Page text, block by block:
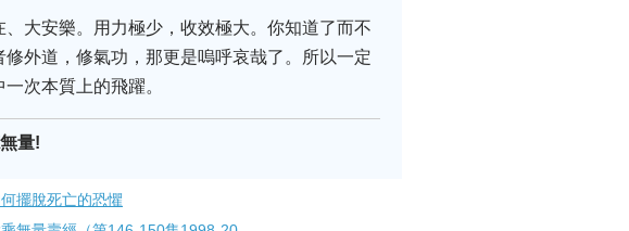
大安樂。用力極少，收效極大。你知道了而不
外道，修氣功，那更是嗚呼哀哉了。所以一定
次本質上的飛躍。
量!
擺脫死亡的恐懼